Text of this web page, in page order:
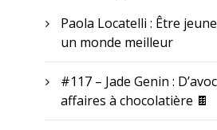
Paola Locatelli : Être
un monde meilleur
#117 – Jade Genin :
affaires à chocolatière 🍫